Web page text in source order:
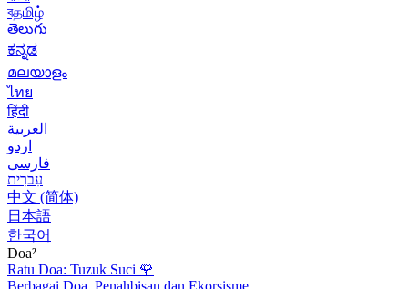
বதமிழ்
తెలుగు
ಕನ್ನಡ
മലയാളം
ไทย
हिंदी
العربية
اردو
فارسی
עִברִית
中文 (简体)
日本語
한국어
Doa²
Ratu Doa: Tuzuk Suci 🌹
Berbagai Doa, Penahbisan dan Ekorsisme